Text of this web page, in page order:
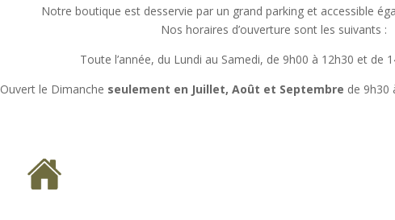
Notre boutique est desservie par un grand parking et accessible
Nos horaires d’ouverture sont les suivants :
Toute l’année, du Lundi au Samedi, de 9h00 à 12h30 et de
Ouvert le Dimanche seulement en Juillet, Août et Septembre de 9h30